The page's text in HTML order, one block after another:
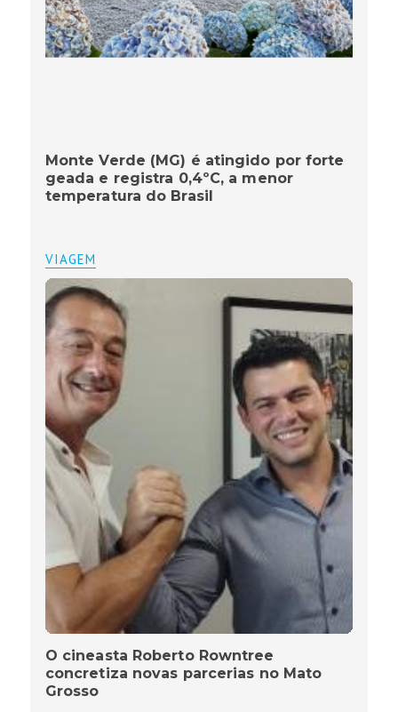
Monte Verde (MG) é atingido por forte
geada e registra 0,4ºC, a menor
temperatura do Brasil
VIAGEM
O cineasta Roberto Rowntree
concretiza novas parcerias no Mato
Grosso